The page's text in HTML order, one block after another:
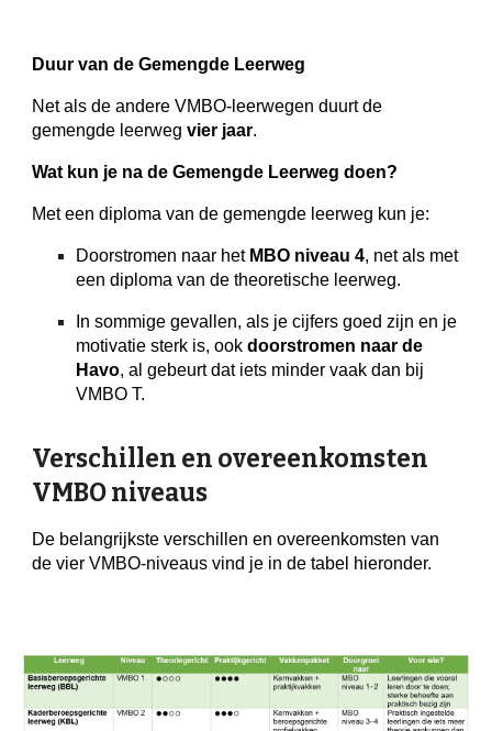
Duur van de Gemengde Leerweg
Net als de andere VMBO-leerwegen duurt de
gemengde leerwegvier jaar.
Wat kun je na de Gemengde Leerweg doen?
Met een diploma van de gemengde leerweg kun je:
Doorstromen naar het MBO niveau 4, net als met
een diploma van de theoretische leerweg.
In sommige gevallen, als je cijfers goed zijn en je
motivatie sterk is, ookdoorstromen naar de
Havo, al gebeurt dat iets minder vaak dan bij
VMBO T.
Verschillen en overeenkomsten
VMBO niveaus
De belangrijkste verschillen en overeenkomsten van
de vier VMBO-niveaus vind je in de tabel hieronder.